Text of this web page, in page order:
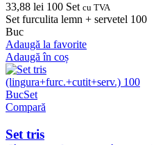
33,88 lei 100 Set cu TVA
Set furculita lemn + servetel 100
Buc
Adaugă la favorite
Adaugă în coș
Compară
Set tris